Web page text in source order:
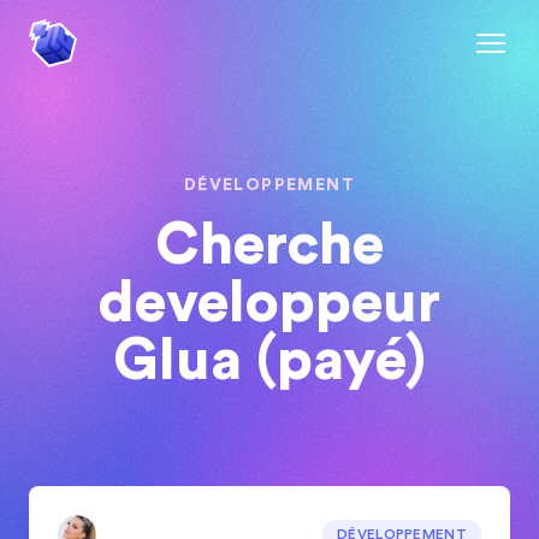
DÉVELOPPEMENT
Cherche
developpeur
Glua (payé)
DÉVELOPPEMENT